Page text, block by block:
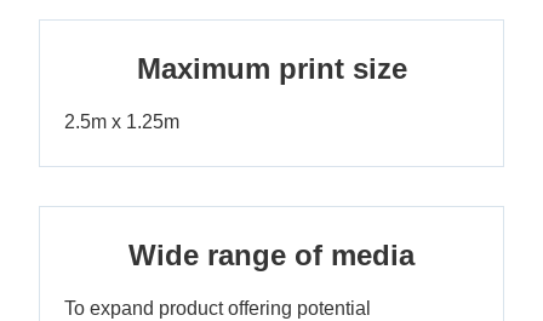
Maximum print size
2.5m x 1.25m
Wide range of media
To expand product offering potential